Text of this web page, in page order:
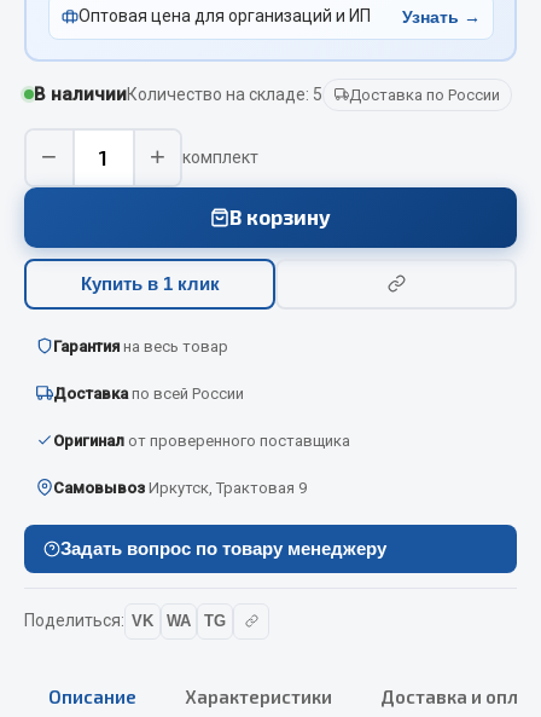
Весь раздел
Аптечки и знаки автомобильные
Брызговики
Вентиляторы кабины
Смазочные материалы
Оптовая цена для организаций и ИП Узнать →
В наличииКоличество на складе: 5 Доставка по России
− + комплект
В корзину
Купить в 1 клик
Гарантия на весь товар
Доставка по всей России
Оригинал от проверенного поставщика
Самовывоз Иркутск, Трактовая 9
Задать вопрос по товару менеджеру
Поделиться: VK WA TG
Описание Характеристики Доставка и